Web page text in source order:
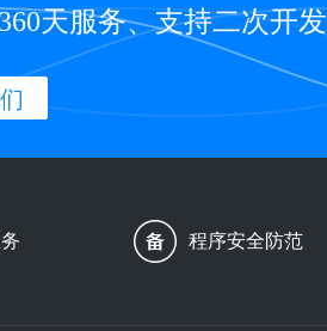
天服务、支持二次开发
程序安全防范